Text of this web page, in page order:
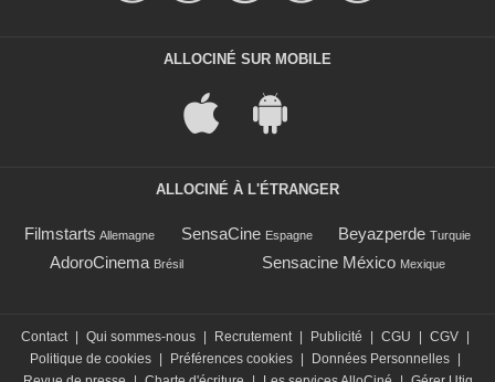
ALLOCINÉ SUR MOBILE
ALLOCINÉ À L'ÉTRANGER
Filmstarts Allemagne SensaCine Espagne Beyazperde Turquie
AdoroCinema Brésil Sensacine México Mexique
Contact Qui sommes-nous Recrutement Publicité CGU CGV
Politique de cookies
Préférences cookies Données Personnelles